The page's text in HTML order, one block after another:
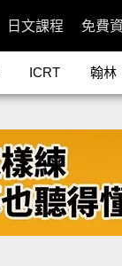
日文課程 免費
ICRT 翰林